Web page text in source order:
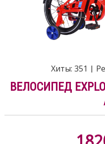
Хиты: 351 |
ВЕЛОСИПЕД